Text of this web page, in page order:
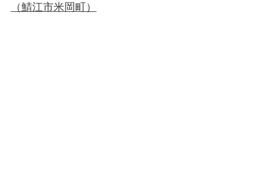
（鯖江市米岡町）